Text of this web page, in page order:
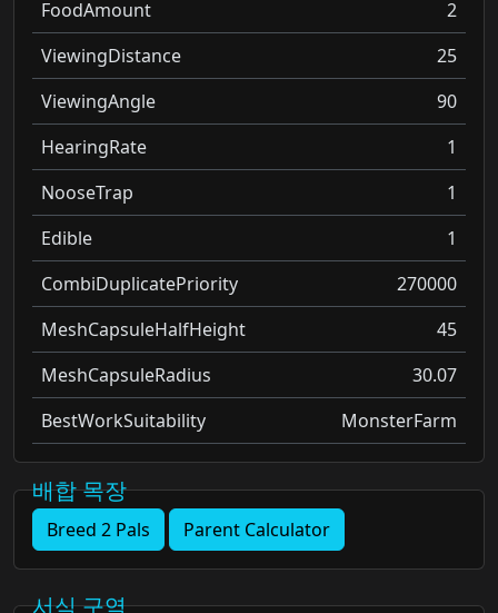
FoodAmount
2
ViewingDistance
25
ViewingAngle
90
HearingRate
1
NooseTrap
1
Edible
1
CombiDuplicatePriority
270000
MeshCapsuleHalfHeight
45
MeshCapsuleRadius
30.07
BestWorkSuitability
MonsterFarm
배합 목장
Breed 2 Pals Parent Calculator
서식 구역